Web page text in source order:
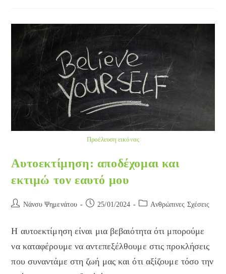
Προέλευση εικόνας
Αυτοεκτίμηση: αποδέχομαι και
εκτιμώ τον εαυτό μου
Post Νάνσυ Ψημενάτου
Post 25/01/2024
Post Ανθρώπινες Σχέσεις
Η αυτοεκτίμηση είναι μια βεβαιότητα ότι μπορούμε
να καταφέρουμε να αντεπεξέλθουμε στις προκλήσεις
που συναντάμε στη ζωή μας και ότι αξίζουμε τόσο την